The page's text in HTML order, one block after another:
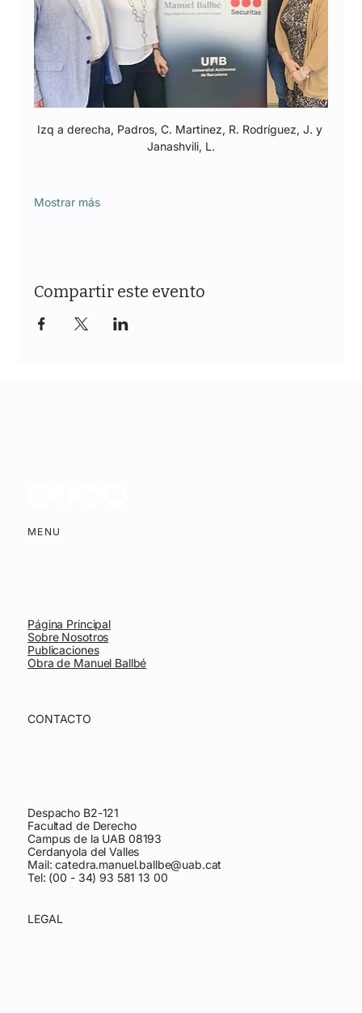
Izq a derecha, Padros, C. Martinez, R. Rodríguez, J. y
Janashvili, L.
Mostrar más
Compartir este evento
MENU
Página Principal
Sobre Nosotros
Publicaciones
Obra de Manuel Ballbé
CONTACTO
Despacho B2-121
Facultad de Derecho
Campus de la UAB 08193
Cerdanyola del Valles
Mail:catedra.manuel.ballbe@uab.cat
Tel: (00 - 34) 93 581 13 00
LEGAL